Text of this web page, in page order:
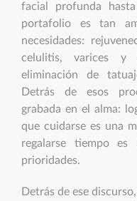
facial profunda
portafolio es tan
necesidades:
celulitis, varices y
eliminación de
Detrás de esos
grabada en el alma:
que cuidarse es una
regalarse tiempo
prioridades.
Detrás de ese